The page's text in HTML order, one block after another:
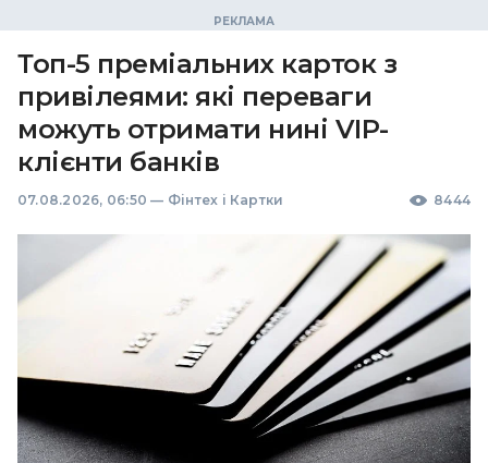
Топ-5 преміальних карток з
привілеями: які переваги
можуть отримати нині VIP-
клієнти банків
07.08.2026, 06:50 — Фінтех і Картки 8444